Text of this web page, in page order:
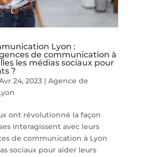
Lyon :
de communication à
les médias sociaux pour
?
24, 2023| Agence de
ont révolutionné la façon
interagissent avec leurs
de communication à Lyon
sociaux pour aider leurs